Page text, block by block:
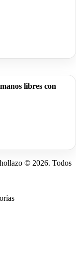
libres con
© 2026. Todos